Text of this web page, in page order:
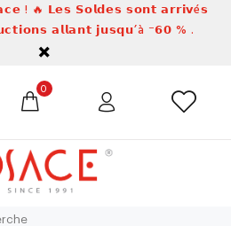
! 🔥 𝗟𝗲𝘀 𝗦𝗼𝗹𝗱𝗲𝘀 𝘀𝗼𝗻𝘁 𝗮𝗿𝗿𝗶𝘃é𝘀
𝗮𝗹𝗹𝗮𝗻𝘁 𝗷𝘂𝘀𝗾𝘂’à ⁻𝟲𝟬 % .
0